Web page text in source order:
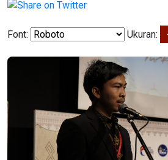
Font: Ukuran: